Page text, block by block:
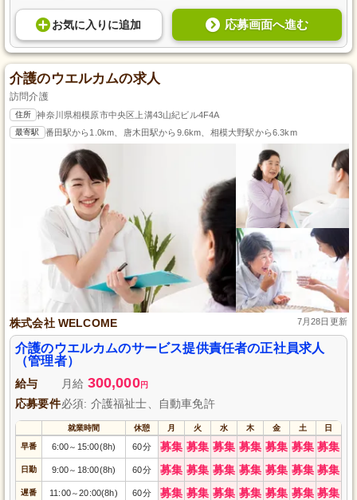
お気に入り に追加 応募画面へ進む
介護のウエルカムの求人
訪問介護
住所 神奈川県相模原市中央区上溝43山紀ビル4F4A
最寄駅 番田駅から1.0km、唐木田駅から9.6km、相模大野駅から6.3km
株式会社 WELCOME 7月28日更新
介護のウエルカムのサービス提供責任者の正社員求人
（管理者）
給与 月給 300,000円
応募要件必須: 介護福祉士、自動車免許
就業時間 休憩 月 火 水 木 金 土 日
早番 6:00～ 15:00(8h) 60分 募集 募集 募集 募集 募集 募集 募集
日勤 9:00～ 18:00(8h) 60分 募集 募集 募集 募集 募集 募集 募集
遅番 11:00～20:00(8h) 60分 募集 募集 募集 募集 募集 募集 募集